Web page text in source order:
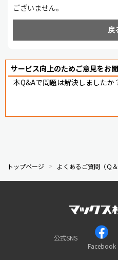
ございません。
戻
サービス向上のためご意見をお
本Q&Aで問題は解決しましたか
トップページ よくあるご質問（Ｑ＆
公式SNS
Facebook